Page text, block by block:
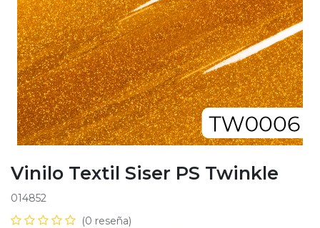
Vinilo Textil Siser PS Twinkle
014852
(0 reseña)